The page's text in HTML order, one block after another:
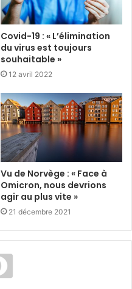
Covid-19 : « L’élimination
du virus est toujours
souhaitable »
12 avril 2022
Vu de Norvège : « Face à
Omicron, nous devrions
agir au plus vite »
21 décembre 2021